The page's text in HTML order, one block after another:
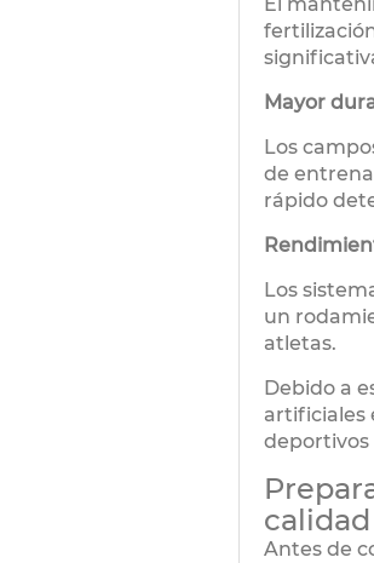
El
Mayor
Los
de
rápido
Los
un
atletas.
Debido a
artificiales
deportivos
calidad
Antes de